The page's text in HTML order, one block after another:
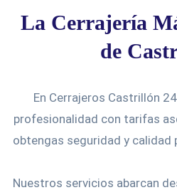
La Cerrajería
de
En Cerrajeros Castrillón
profesionalidad con tarifas
obtengas seguridad y calidad
Nuestros servicios abarcan